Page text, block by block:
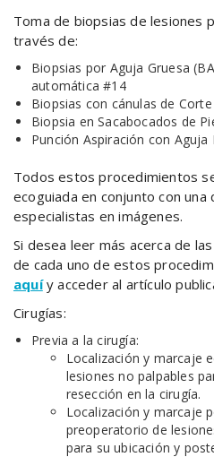
Toma de biopsias de lesiones
través de:
Biopsias por Aguja Gruesa
automática #14
Biopsias con cánulas de Corte
Biopsia en Sacabocados de
Punción Aspiración con Aguja
Todos estos procedimientos
ecoguiada en conjunto con una
especialistas en imágenes.
Si desea leer más acerca de
de cada uno de estos
aquíy acceder al artículo
Cirugías:
Previa a la cirugía:
Localización y marcaje
lesiones no palpables
resección en la cirugía.
Localización y marcaje
preoperatorio de
para su ubicación y